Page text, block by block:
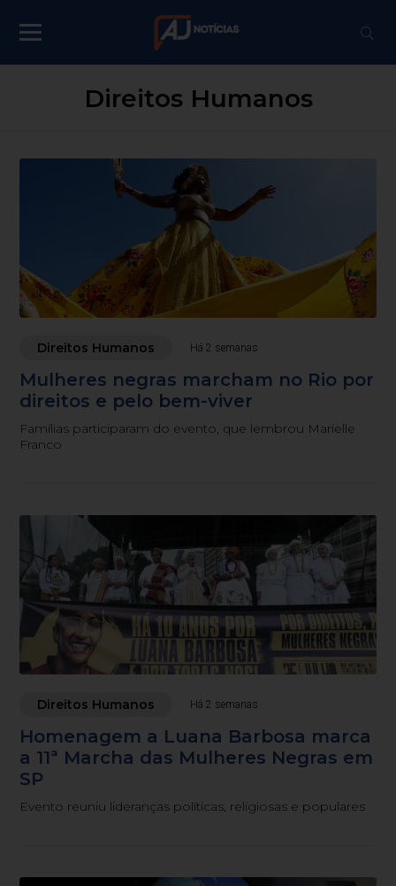
Direitos Humanos
Direitos Humanos Há 2 semanas
Mulheres negras marcham no Rio por
direitos e pelo bem-viver
Famílias participaram do evento, que lembrou Marielle
Franco
Direitos Humanos Há 2 semanas
Homenagem a Luana Barbosa marca
a 11ª Marcha das Mulheres Negras em
SP
Evento reuniu lideranças políticas, religiosas e populares